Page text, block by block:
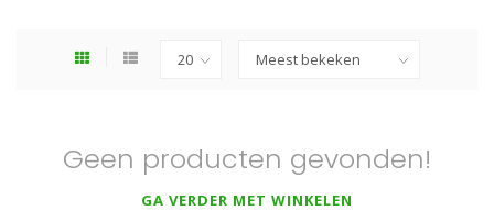
Geen producten gevonden!
GA VERDER MET WINKELEN